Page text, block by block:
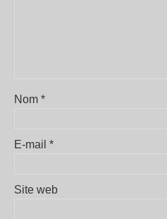
Nom *
E-mail *
Site web